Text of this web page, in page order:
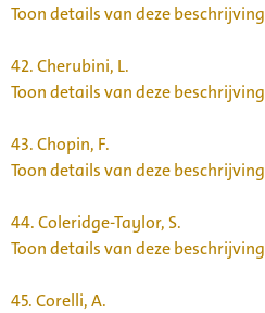
Toon details van deze beschrijving
42.Cherubini, L.
Toon details van deze beschrijving
43.Chopin, F.
Toon details van deze beschrijving
44.Coleridge-Taylor, S.
Toon details van deze beschrijving
45.Corelli, A.